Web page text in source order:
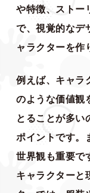
や特徴、ストー
で、視覚的なデ
ャラクターを作
例えば、キャラ
のような価値観
とることが多い
ポイントです。
世界観も重要で
キャラクターと